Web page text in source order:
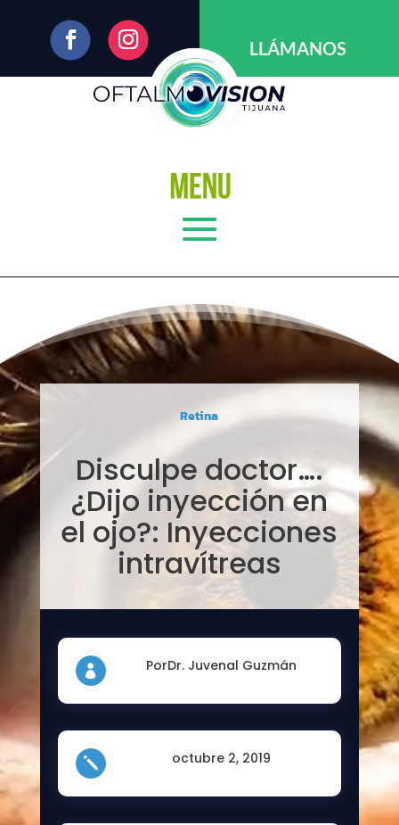
LLÁMANOS
Retina
Disculpe doctor….
¿Dijo inyección en
el ojo?: Inyecciones
intravítreas
 PorDr. Juvenal Guzmán
j octubre 2, 2019